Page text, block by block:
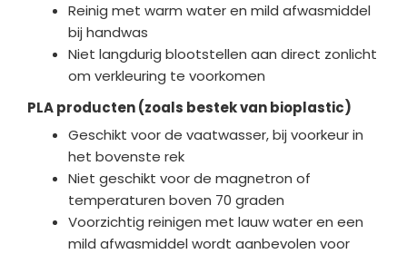
Reinig met warm water en mild afwasmiddel
bij handwas
Niet langdurig blootstellen aan direct zonlicht
om verkleuring te voorkomen
PLA producten (zoals bestek van bioplastic)
Geschikt voor de vaatwasser, bij voorkeur in
het bovenste rek
Niet geschikt voor de magnetron of
temperaturen boven 70 graden
Voorzichtig reinigen met lauw water en een
mild afwasmiddel wordt aanbevolen voor